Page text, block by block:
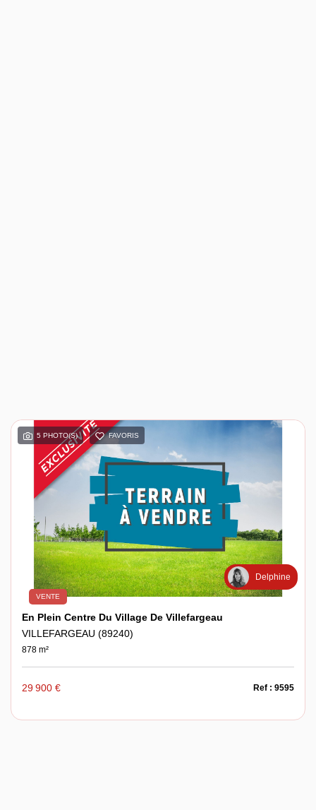
5 PHOTO(S) FAVORIS
Delphine
VENTE
En Plein Centre Du Village De Villefargeau
VILLEFARGEAU (89240)
878 m²
29 900 € Ref : 9595